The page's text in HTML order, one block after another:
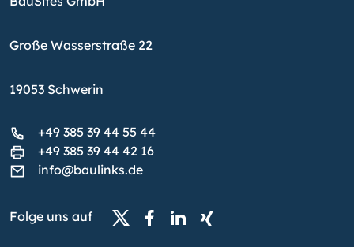
Große Wasserstraße 22
19053 Schwerin
+49 385 39 44 55 44
+49 385 39 44 42 16
info@baulinks.de
Folge uns auf